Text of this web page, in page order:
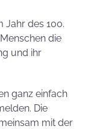
Jahr des 100.
die
und ihr
ganz einfach
Die
mit der